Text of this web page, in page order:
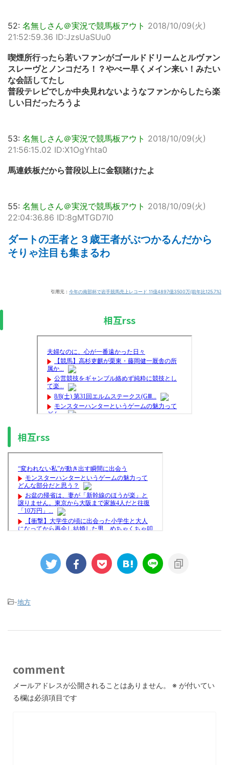
52: 名無しさん＠実況で競馬板アウト 2018/10/09(火)
21:52:59.36 ID:JzsUaSUu0
喫煙所行ったら若いファンがゴールドドリームとルヴァン
スレーヴとノンコだろ！？やべー早くメイン来い！みたい
な会話してたし
普段テレビでしか中央見れないようなファンからしたら楽
しい日だったろうよ
53: 名無しさん＠実況で競馬板アウト 2018/10/09(火)
21:56:15.02 ID:X1OgYhta0
馬連鉄板だから普段以上に金額賭けたよ
55: 名無しさん＠実況で競馬板アウト 2018/10/09(火)
22:04:36.86 ID:8gMTGD7I0
ダートの王者と３歳王者がぶつかるんだから
そりゃ注目も集まるわ
引用元： 今年の南部杯で岩手競馬売上レコード 11億4897億3500万(前年比125.7%)
相互rss
相互rss
-地方
comment
メールアドレスが公開されることはありません。 ※ が付いてい
る欄は必須項目です